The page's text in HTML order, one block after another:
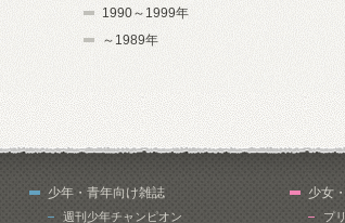
1990～1999年
～1989年
少年・青年向け雑誌
週刊少年チャンピオン
少女
プ